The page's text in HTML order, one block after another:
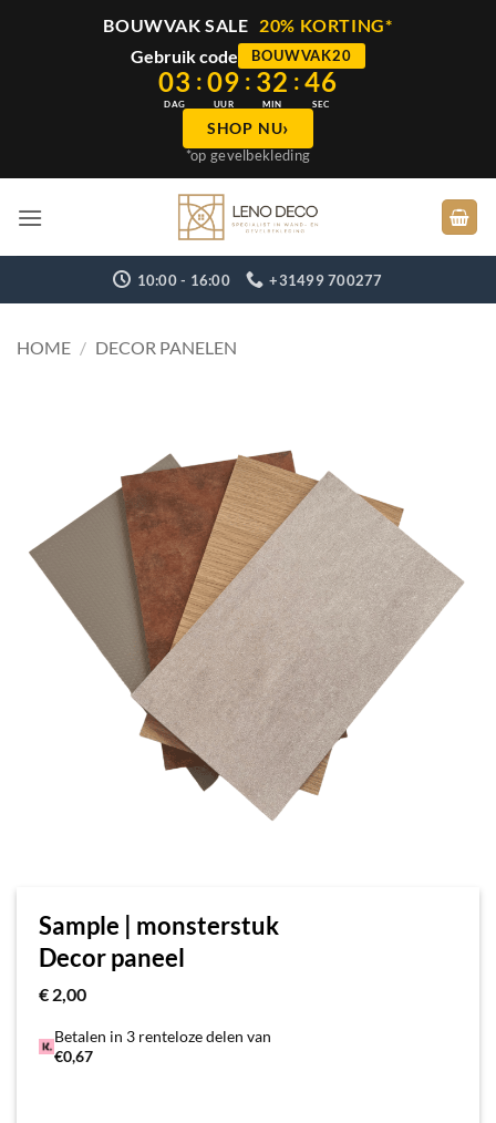
BOUWVAK SALE 20% KORTING*
Gebruik code
BOUWVAK20
03
DAG
: 09
UUR
: 32
MIN
: 45
SEC
SHOP NU›
*op gevelbekleding
naar
10:00 - 16:00 +31499 700277
HOME / DECOR PANELEN
Sample | monsterstuk
Decor paneel
€ 2,00
Betalen in 3 renteloze delen van
€0,67